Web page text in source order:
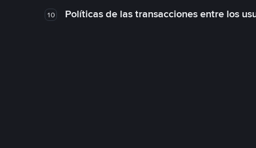
10 Políticas de las transacciones entre los